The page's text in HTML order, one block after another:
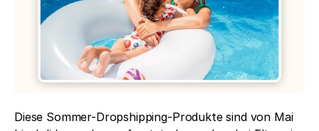
Diese Sommer-Dropshipping-Produkte sind von Mai